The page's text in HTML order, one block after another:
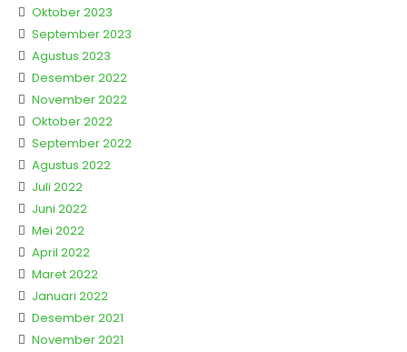
Oktober 2023
September 2023
Agustus 2023
Desember 2022
November 2022
Oktober 2022
September 2022
Agustus 2022
Juli 2022
Juni 2022
Mei 2022
April 2022
Maret 2022
Januari 2022
Desember 2021
November 2021